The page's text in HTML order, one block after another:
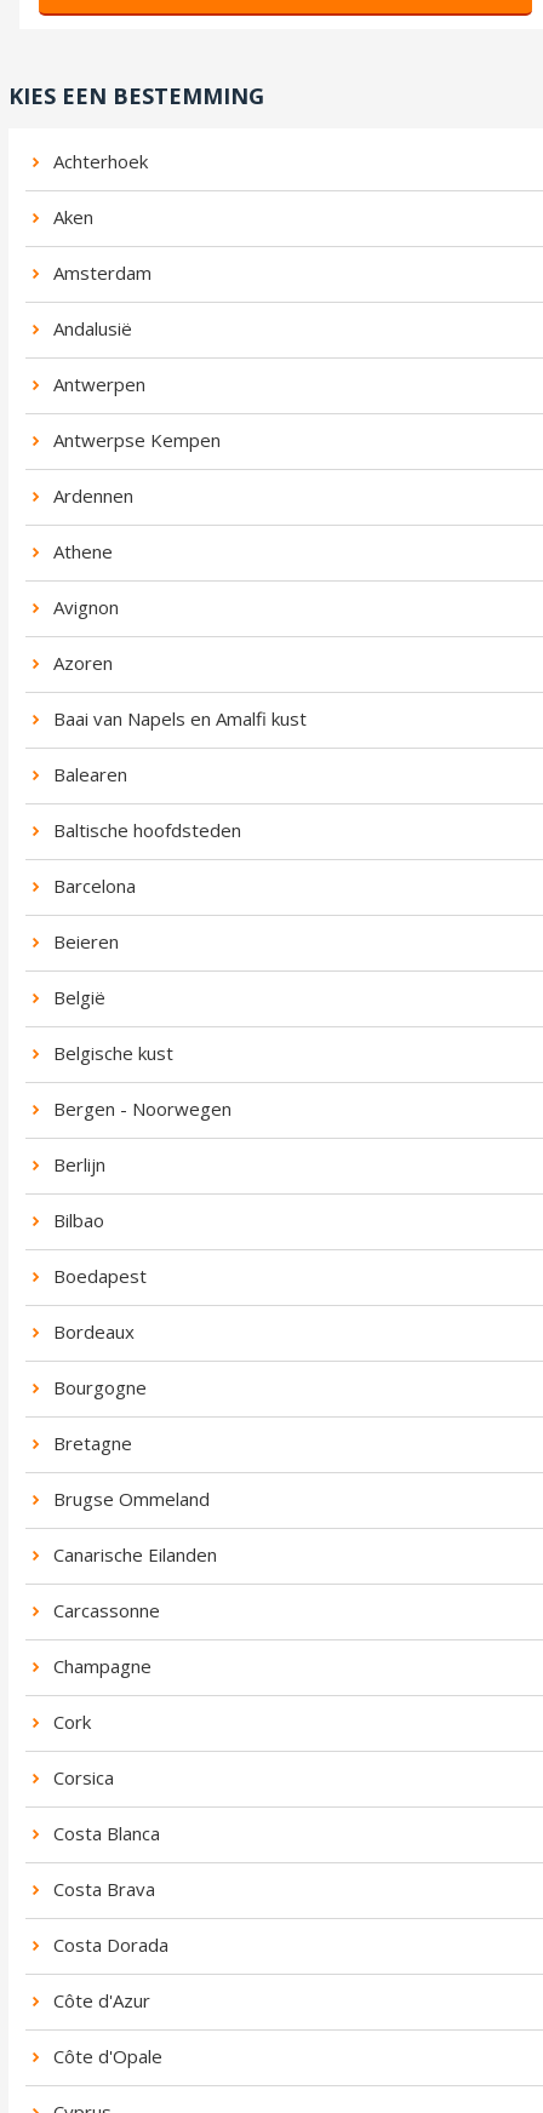
KIES EEN BESTEMMING
Achterhoek
Aken
Amsterdam
Andalusië
Antwerpen
Antwerpse Kempen
Ardennen
Athene
Avignon
Azoren
Baai van Napels en Amalfi kust
Balearen
Baltische hoofdsteden
Barcelona
Beieren
België
Belgische kust
Bergen - Noorwegen
Berlijn
Bilbao
Boedapest
Bordeaux
Bourgogne
Bretagne
Brugse Ommeland
Canarische Eilanden
Carcassonne
Champagne
Cork
Corsica
Costa Blanca
Costa Brava
Costa Dorada
Côte d'Azur
Côte d'Opale